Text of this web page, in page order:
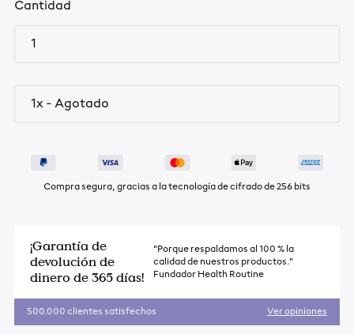
Cantidad
Compra segura, gracias a la tecnología de cifrado de 256 bits
¡Garantía de
devolución de
dinero de 365 días!
"Porque respaldamos al 100 % la
calidad de nuestros productos."
Fundador Health Routine
500.000 clientes satisfechos Ver opiniones